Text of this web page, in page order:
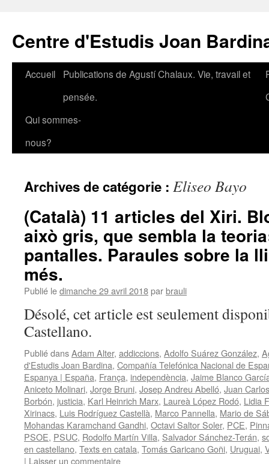
contenu
Centre d'Estudis Joan
Accueil
Publications de Agustí Chalaux. Vie, travail et
pensée.
Qui sommes-
nous?
Archives de catégorie : Eliseo Bayo
(Català) 11 articles del Xiri.
això gris, que sembla la
pantalles. Paraules sobre la
més.
Publié ledimanche 29 avril 2018parbrauli
Désolé, cet article est seulement
Castellano.
Publié dansAdam Alter, addiccions, Adolfo Suárez González,
d'Estudis Joan Bardina, Compañía Telefónica Nacional de
Espanya | España, França, independència, Jaime Blanco
Aniceto Molinari, Jorge Bruni, Josep Andreu Abelló, Juan
Borbón, justicia, Karl Heinrich Marx, Laureà López Rodó, Lidia
Xirinacs, Luis Rodríguez Castellà, Marco Pannella, Mario de
Mohandas Karamchand Gandhi, Octavi Saltor Soler, PCE,
PSOE, PSUC, Rodolfo Martín Villa, Salvador Sánchez-Terán,
en castellano, Texts en catala, Tomás Garicano Goñi, Uruguai,
| Laisser un commentaire